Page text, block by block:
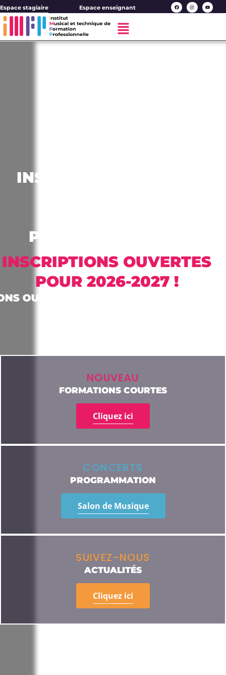
Espace stagiaire Espace enseignant
INSTITUT MUSICAL ET
PROFESSIONNELLE
INSCRIPTIONS OUVERTES
POUR 2026-2027 !
OUVERTES POUR LA RENTRÉE 2026-
NOUVEAU
FORMATIONS COURTES
Cliquez ici
CONCERTS
PROGRAMMATION
Salon de Musique
SUIVEZ-NOUS
ACTUALITÉS
Cliquez ici